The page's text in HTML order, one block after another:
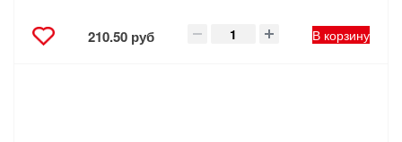
210.50 руб В корзину